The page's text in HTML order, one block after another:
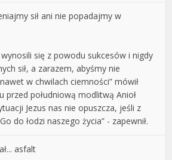
sił ani nie popadajmy w
się z powodu sukcesów i nigdy
sił, a zarazem, abyśmy nie
w chwilach ciemności” mówił
przed południową modlitwą Anioł
Jezus nas nie opuszcza, jeśli z
do łodzi naszego życia” - zapewnił.
asfalt